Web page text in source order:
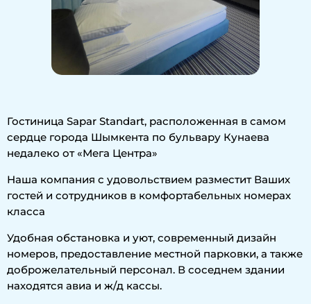
Гостиница Sapar Standart, расположенная в самом
сердце города Шымкента по бульвару Кунаева
недалеко от «Мега Центра»
Наша компания с удовольствием разместит Ваших
гостей и сотрудников в комфортабельных номерах
класса
Удобная обстановка и уют, современный дизайн
номеров, предоставление местной парковки, а также
доброжелательный персонал. В соседнем здании
находятся авиа и ж/д кассы.